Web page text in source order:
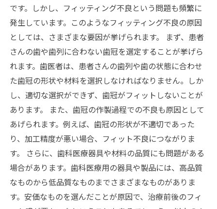
です。しかし、フィッティング不良という問題も頻繁に
発生しています。このようなフィッティング不良の原因
としては、さまざまな要因が挙げられます。 まず、患者
さんの歯や歯列に合わない歯冠を選定することが挙げら
れます。歯医者は、患者さんの歯列や歯の状態に合わせ
た歯冠の形状や材料を選択しなければなりません。しか
し、適切な選択ができず、歯冠がフィットしないことが
あります。 また、歯冠の作製過程での不良も原因として
あげられます。例えば、歯冠の形状が不適切であった
り、加工精度が悪い場合、フィット不良につながりま
す。 さらに、歯科医療器具や材料の品質にも問題がある
場合があります。歯科医療用の器具や製品には、高品質
なものから低品質なものまでさまざまなものがありま
す。安価なものを選んだことが原因で、治療前後のフィ